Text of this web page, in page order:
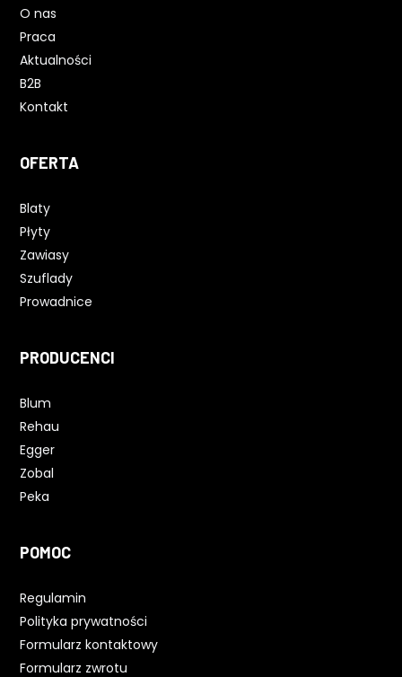
O nas
Praca
Aktualności
B2B
Kontakt
OFERTA
Blaty
Płyty
Zawiasy
Szuflady
Prowadnice
PRODUCENCI
Blum
Rehau
Egger
Zobal
Peka
POMOC
Regulamin
Polityka prywatności
Formularz kontaktowy
Formularz zwrotu